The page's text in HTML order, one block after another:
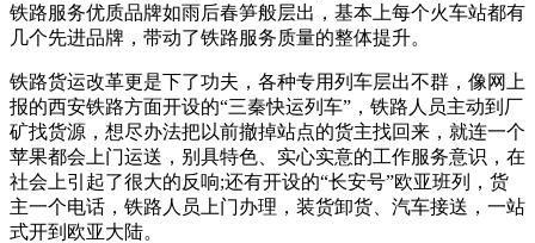
铁路服务优质品牌如雨后春笋般层出，基本上每个火车站都有
几个先进品牌，带动了铁路服务质量的整体提升。
铁路货运改革更是下了功夫，各种专用列车层出不群，像网上
报的西安铁路方面开设的“三秦快运列车”，铁路人员主动到厂
矿找货源，想尽办法把以前撤掉站点的货主找回来，就连一个
苹果都会上门运送，别具特色、实心实意的工作服务意识，在
社会上引起了很大的反响;还有开设的“长安号”欧亚班列，货
主一个电话，铁路人员上门办理，装货卸货、汽车接送，一站
式开到欧亚大陆。